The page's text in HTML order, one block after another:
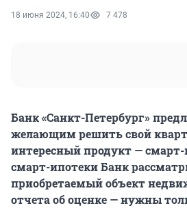
18 июня 2024, 16:40 7 478
Банк «Санкт-Петербург»
желающим решить свой
интересный продукт —
смарт-ипотеки Банк
приобретаемый объект
отчета об оценке — нужны